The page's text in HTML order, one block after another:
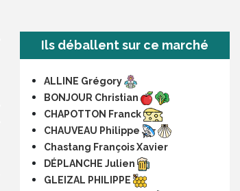
Ils déballent sur ce marché
ALLINE Grégory
BONJOUR Christian
CHAPOTTON Franck
CHAUVEAU Philippe
Chastang François Xavier
DÉPLANCHE Julien
GLEIZAL PHILIPPE